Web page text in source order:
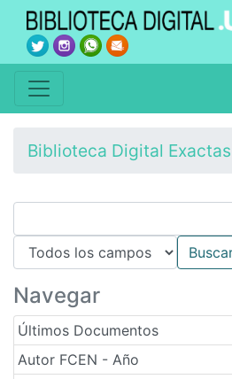
Biblioteca Digital Exactas
Navegar
Últimos Documentos
Autor FCEN - Año